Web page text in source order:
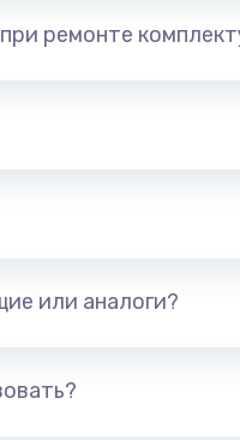
при ремонте
или аналоги?